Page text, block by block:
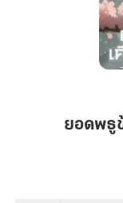
ข้าม
ภพ
ยอดพธู